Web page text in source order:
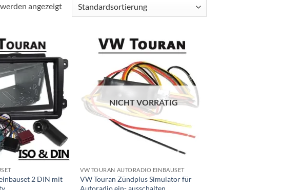
angezeigt
2 DIN mit
NICHT VORRÄTIG
VW TOURAN AUTORADIO EINBAUSET
VW Touran Zündplus Simulator für
Autoradio ein- ausschalten